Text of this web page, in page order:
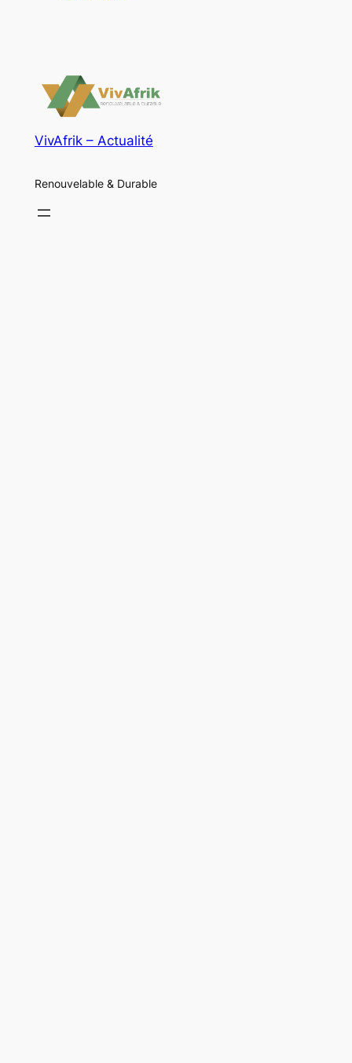
VivAfrik – Actualité
Renouvelable & Durable